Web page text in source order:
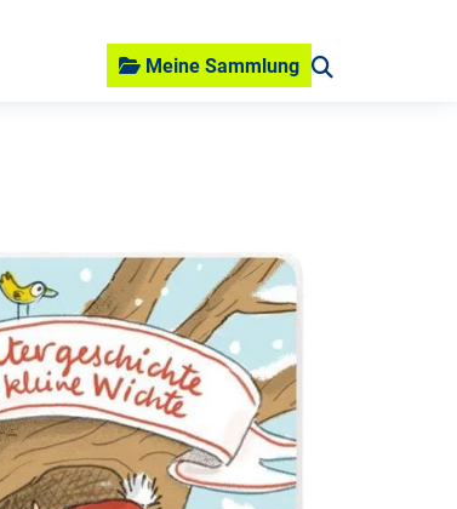
Meine Sammlung